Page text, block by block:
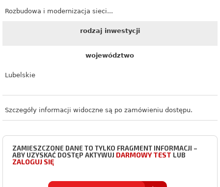
Rozbudowa i modernizacja sieci...
rodzaj inwestycji
województwo
Lubelskie
Szczegóły informacji widoczne są po zamówieniu dostępu.
ZAMIESZCZONE DANE TO TYLKO FRAGMENT INFORMACJI –
ABY UZYSKAĆ DOSTĘP AKTYWUJ DARMOWY TEST LUB
ZALOGUJ SIĘ